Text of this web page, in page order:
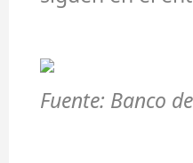
Fuente: Banco